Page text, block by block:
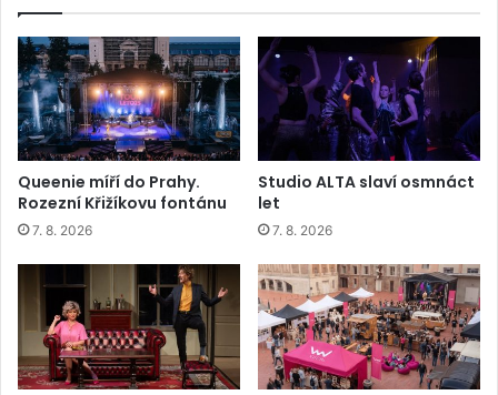
Queenie míří do Prahy.
Rozezní Křižíkovu fontánu
7. 8. 2026
Studio ALTA slaví osmnáct
let
7. 8. 2026